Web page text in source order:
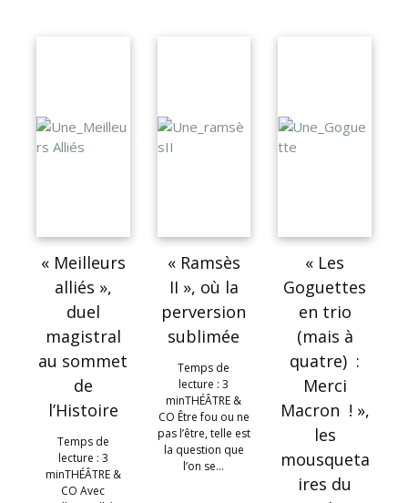
« Meilleurs
alliés »,
duel
magistral
au sommet
de
l’Histoire
Temps de
lecture : 3
minTHÉÂTRE &
CO Avec
« Ramsès
II », où la
perversion
sublimée
Temps de
lecture : 3
minTHÉÂTRE &
CO Être fou ou ne
pas l’être, telle est
la question que
l’on se…
« Les
Goguettes
en trio
(mais à
quatre) :
Merci
Macron ! »,
les
mousqueta
ires du